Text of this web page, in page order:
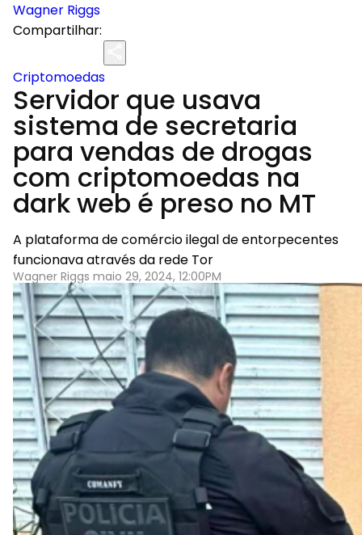
Wagner Riggs
Compartilhar:
Criptomoedas
Servidor que usava
sistema de secretaria
para vendas de drogas
com criptomoedas na
dark web é preso no MT
A plataforma de comércio ilegal de entorpecentes
funcionava através da rede Tor
Wagner Riggs maio 29, 2024, 12:00PM